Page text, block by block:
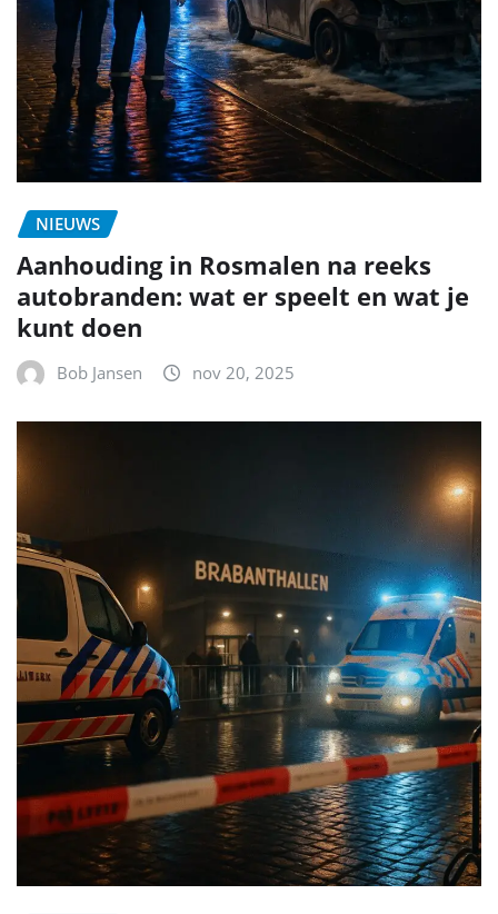
NIEUWS
Aanhouding in Rosmalen na reeks
autobranden: wat er speelt en wat je
kunt doen
Bob Jansen nov 20, 2025